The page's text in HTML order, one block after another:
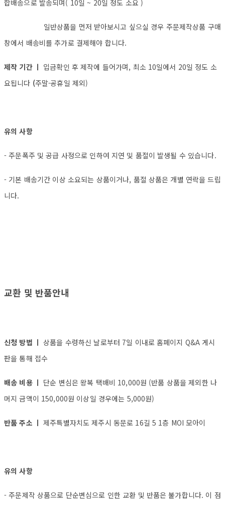
합배송으로 발송되며( 10일 ~ 20일 정도 소요 )
일반상품을 먼저 받아보시고 싶으실 경우 주문제작상품 구매
창에서 배송비를 추가로 결제해야 합니다.
제작 기간 ㅣ 입금확인 후 제작에 들어가며, 최소 10일에서 20일 정도 소
요됩니다 (주말·공휴일 제외)
유의 사항
- 주문폭주 및 공급 사정으로 인하여 지연 및 품절이 발생될 수 있습니다.
- 기본 배송기간 이상 소요되는 상품이거나, 품절 상품은 개별 연락을 드립
니다.
교환 및 반품안내
신청 방법 ㅣ상품을 수령하신 날로부터 7일 이내로 홈페이지 Q&A 게시
판을 통해 접수
배송 비용 ㅣ 단순 변심은 왕복 택배비 10,000원 (반품 상품을 제외한 나
머지 금액이 150,000원 이상일 경우에는 5,000원)
반품 주소 ㅣ제주특별자치도 제주시 동문로 16길 5 1층 MOI 모아이
유의 사항
- 주문제작 상품으로 단순변심으로 인한 교환 및 반품은 불가합니다. 이 점